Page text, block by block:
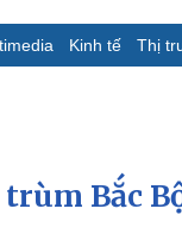
Kinh tế Thị
Bắc